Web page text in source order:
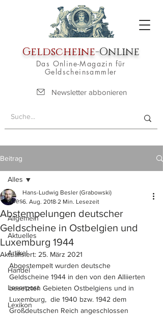
Geldscheine-Online
Das Online-Magazin für
Geldscheinsammler
Newsletter abbonieren
Beitrag
Alles
Allgemein
Aktuelles
Artikel
Handel
Leserpost
Lexikon
Alles
Abstempelungen deutscher
Geldscheine in Ostbelgien und
Luxemburg 1944
Hans-Ludwig Besler (Grabowski)
6. Aug. 2018 2 Min. Lesezeit
Aktualisiert: 25. März 2021
Abgestempelt wurden deutsche
Geldscheine 1944 in den von den Alliierten
besetzten Gebieten Ostbelgiens und in
Luxemburg,  die 1940 bzw. 1942 dem
Großdeutschen Reich angeschlossen